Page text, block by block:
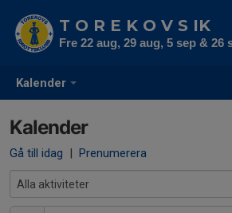
Kalender
T O R E K O V S IK
Fre 22 aug, 29 aug, 5 sep & 26
Kalender
Gå till idag | Prenumerera